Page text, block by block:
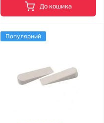
До кошика
Популярний